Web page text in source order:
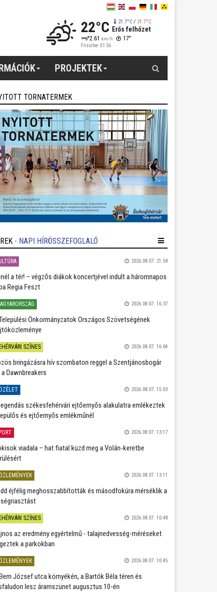
22°C 21.7°C/ 21.7°C
Erős felhőzet
2.61 km/h 17°
Frissítve: 01:56
PROJEKTEK
TORNATERMEK
- NAPI HÍRÖSSZEFOGLALÓ
2026.08.07. 21:58
a tér! – végzős diákok koncertjével indult a háromnapos
Regia Feszt
2026.08.07. 16:37
Önkormányzatok Országos Szövetségének
SZÍNES 2026.08.07. 16:04
bringázásra hív szombaton reggel a Szentjánosbogár
Dawnbreakers
2026.08.07. 15:03
székesfehérvári ejtőernyős alakulatra emlékeztek
és ejtőernyős emlékműnél
2026.08.07. 13:17
viadala – hat fiatal küzd meg a Volán-keretbe
2026.08.07. 13:11
éjfélig meghosszabbították és másodfokúra mérséklik a
SZÍNES 2026.08.07. 10:48
az eredmény egyértelmű - talajnedvesség-méréseket
a parkokban
2026.08.07. 10:45
József utca környékén, a Bartók Béla téren és
lesz áramszünet augusztus 10-én